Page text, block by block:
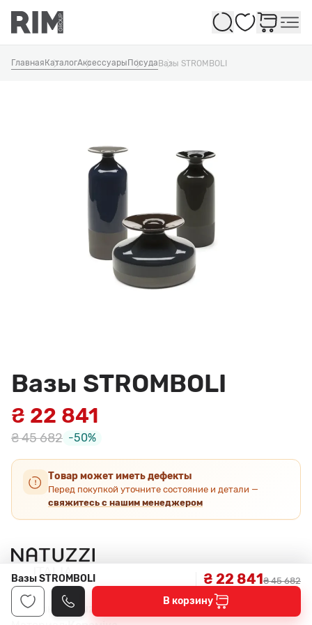
Избранное
Главная КаталогАксессуары ПосудаВазы STROMBOLI
Вазы STROMBOLI
₴ 22 841
₴ 45 682 -50%
Товар может иметь дефекты
Перед покупкой уточните состояние и детали —
свяжитесь с нашим менеджером
Фабрика:
Natuzzi Italia
Вазы STROMBOLI ₴ 22 841₴ 45 682
В корзину